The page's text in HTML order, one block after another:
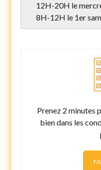
12H-20H le
8H-12H le 1er
Prenez 2 minutes
bien dans les